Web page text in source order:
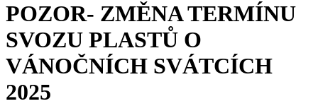
POZOR- ZMĚNA TERMÍNU
SVOZU PLASTŮ O
VÁNOČNÍCH SVÁTCÍCH
2025